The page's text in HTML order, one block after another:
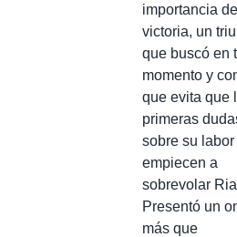
importancia
victoria, un
que buscó en
momento y
que evita que
primeras
sobre su labor
empiecen a
sobrevolar
Presentó un
más que